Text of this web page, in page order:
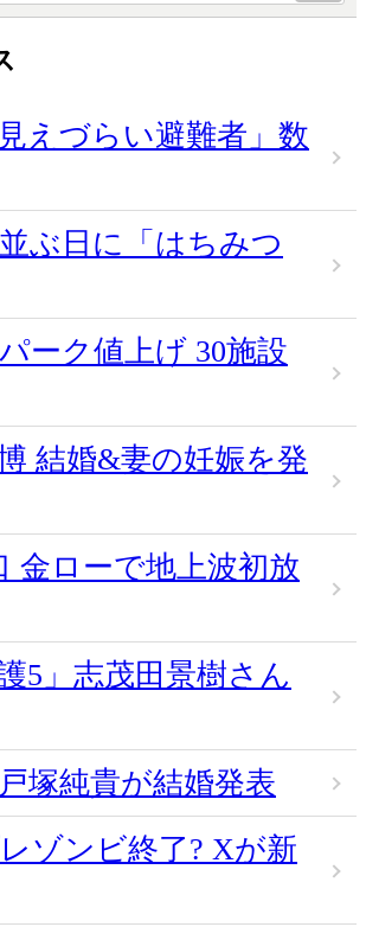
えづらい避難者」数
ぶ日に「はちみつ
ーク値上げ 30施設
結婚&妻の妊娠を発
金ローで地上波初放
護5」志茂田景樹さん
塚純貴が結婚発表
ゾンビ終了? Xが新